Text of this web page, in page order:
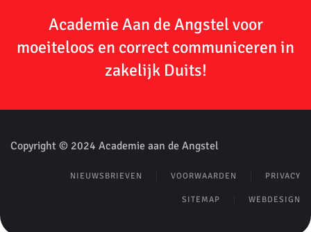
Academie Aan de Angstel voor
moeiteloos en correct communiceren in
zakelijk Duits!
Copyright © 2024 Academie aan de Angstel
NIEUWSBRIEVEN VOORWAARDEN PRIVACY
SITEMAP WEBDESIGN